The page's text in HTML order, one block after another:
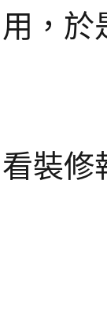
用，於
看裝修